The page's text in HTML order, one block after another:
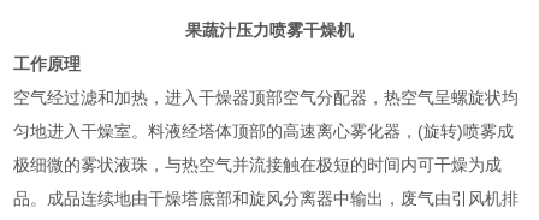
果蔬汁压力喷雾干燥机
工作原理
空气经过滤和加热，进入干燥器顶部空气分配器，热空气呈螺旋状均
匀地进入干燥室。料液经塔体顶部的高速离心雾化器，(旋转)喷雾成
极细微的雾状液珠，与热空气并流接触在极短的时间内可干燥为成
品。成品连续地由干燥塔底部和旋风分离器中输出，废气由引风机排